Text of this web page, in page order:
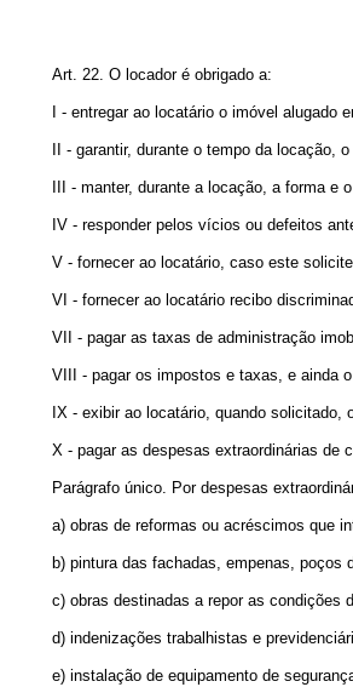
Art. 22. O locador é obrigado a:
I - entregar ao locatário o imóvel alugado
II - garantir, durante o tempo da locação,
III - manter, durante a locação, a forma e
IV - responder pelos vícios ou defeitos
V - fornecer ao locatário, caso este
VI - fornecer ao locatário recibo
VII - pagar as taxas de administração
VIII - pagar os impostos e taxas, e ainda
IX - exibir ao locatário, quando
X - pagar as despesas extraordinárias de
Parágrafo único. Por despesas
a) obras de reformas ou acréscimos que
b) pintura das fachadas, empenas, poços
c) obras destinadas a repor as condições
d) indenizações trabalhistas e
e) instalação de equipamento de